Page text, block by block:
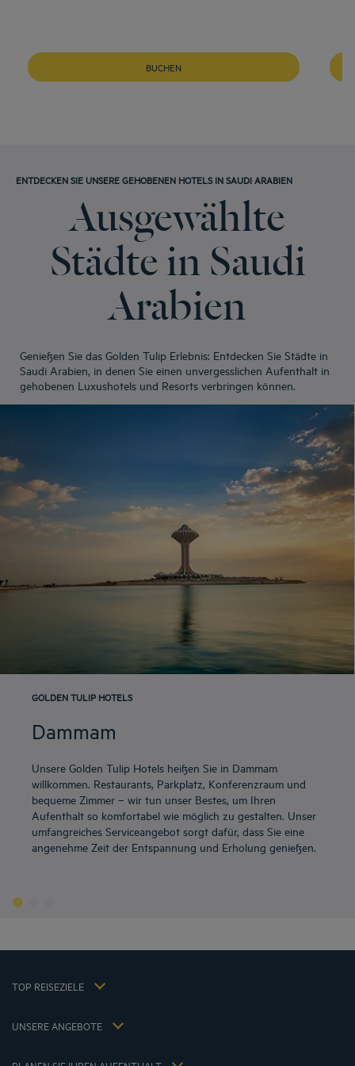
BUCHEN
ENTDECKEN SIE UNSERE GEHOBENEN HOTELS IN SAUDI ARABIEN
Ausgewählte
Städte in Saudi
Arabien
Genießen Sie das Golden Tulip Erlebnis: Entdecken Sie Städte in
Saudi Arabien, in denen Sie einen unvergesslichen Aufenthalt in
gehobenen Luxushotels und Resorts verbringen können.
GOLDEN TULIP HOTELS
Dammam
Unsere Golden Tulip Hotels heißen Sie in Dammam
willkommen. Restaurants, Parkplatz, Konferenzraum und
bequeme Zimmer – wir tun unser Bestes, um Ihren
Aufenthalt so komfortabel wie möglich zu gestalten. Unser
umfangreiches Serviceangebot sorgt dafür, dass Sie eine
angenehme Zeit der Entspannung und Erholung genießen.
TOP REISEZIELE
Neu-Ulm Hotels
Düsseldorf Hotels
Kuta Hotels
Sevenum Hotels
UNSERE ANGEBOTE
Kurzurlaub-Angebot mit Frühstück
Impressum
Datenschutzrichtlinie
Flavours Instant Benefit Allgemeine Nutzungsbedingungen